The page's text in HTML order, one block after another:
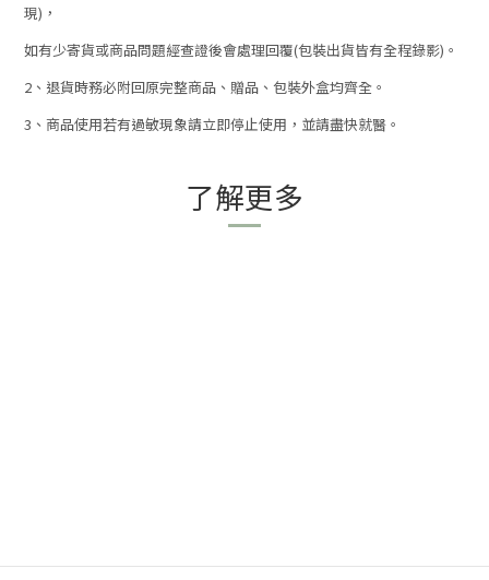
現) ，
如有少寄貨或商品問題經查證後會處理回覆(包裝出貨皆有全程錄影) 。
2 、退貨時務必附回原完整商品、贈品、包裝外盒均齊全。
3 、商品使用若有過敏現象請立即停止使用，並請盡快就醫。
了解更多